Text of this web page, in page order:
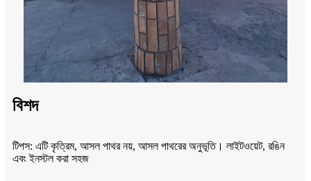
বিশদ
টিপস: এটি কৃত্রিম, আসল পাথর নয়, আসল পাথরের অনুভূতি। লাইটওয়েট, রঙিন
এবং ইনস্টল করা সহজ